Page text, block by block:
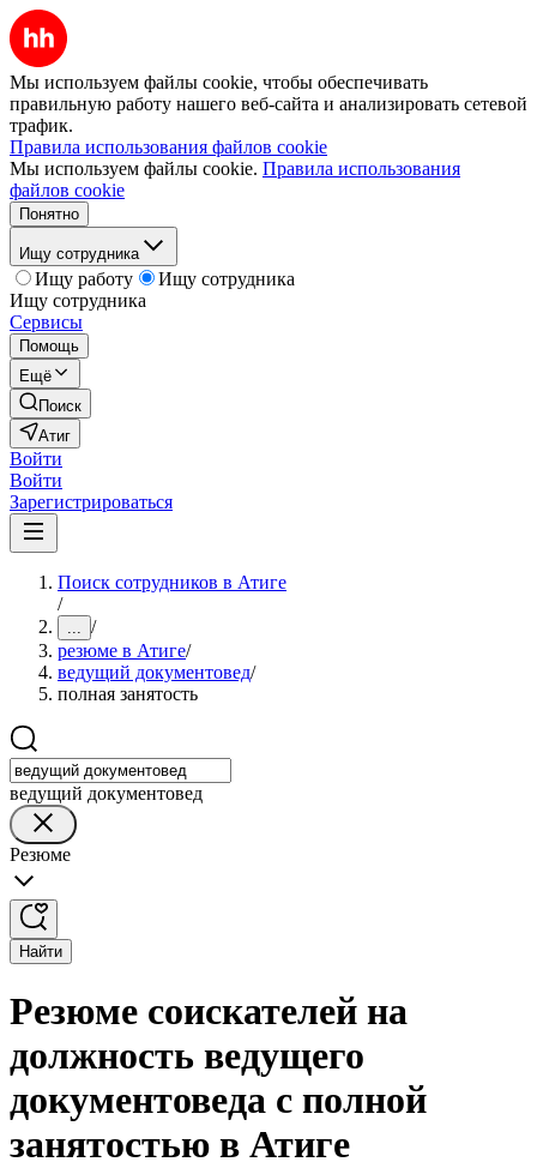
Мы используем файлы cookie, чтобы обеспечивать
правильную работу нашего веб-сайта и анализировать сетевой
трафик.
Правила использования файлов cookie
Мы используем файлы cookie. Правила использования
файлов cookie
Понятно
Ищу сотрудника
Ищу работу
Ищу сотрудника
Ищу сотрудника
Сервисы
Помощь
Ещё
Поиск
Атиг
Войти
Войти
Зарегистрироваться
Поиск сотрудников в Атиге
/
... /
резюме в Атиге/
ведущий документовед/
полная занятость
ведущий документовед
Резюме
Найти
Резюме соискателей на
должность ведущего
документоведа с полной
занятостью в Атиге